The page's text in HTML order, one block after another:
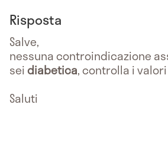
Risposta
Salve,
nessuna controindicazione
seidiabetica, controlla i
Saluti